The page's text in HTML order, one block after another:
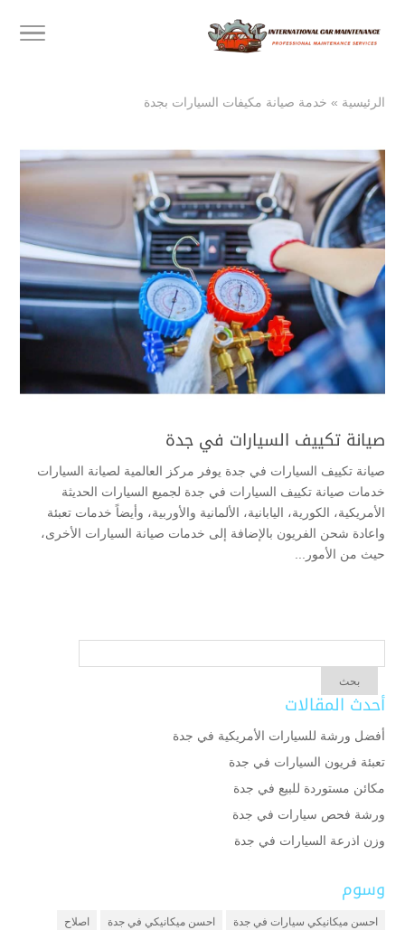
الرئيسية » خدمة صيانة مكيفات السيارات بجدة
صيانة تكييف السيارات في جدة
صيانة تكييف السيارات في جدة يوفر مركز العالمية لصيانة السيارات
خدمات صيانة تكييف السيارات في جدة لجميع السيارات الحديثة
الأمريكية، الكورية، اليابانية، الألمانية والأوربية، وأيضاً خدمات تعبئة
واعادة شحن الفريون بالإضافة إلى خدمات صيانة السيارات الأخرى،
حيث من الأمور...
أحدث المقالات
أفضل ورشة للسيارات الأمريكية في جدة
تعبئة فريون السيارات في جدة
مكائن مستوردة للبيع في جدة
ورشة فحص سيارات في جدة
وزن اذرعة السيارات في جدة
وسوم
احسن ميكانيكي سيارات في جدة احسن ميكانيكي في جدة اصلاح